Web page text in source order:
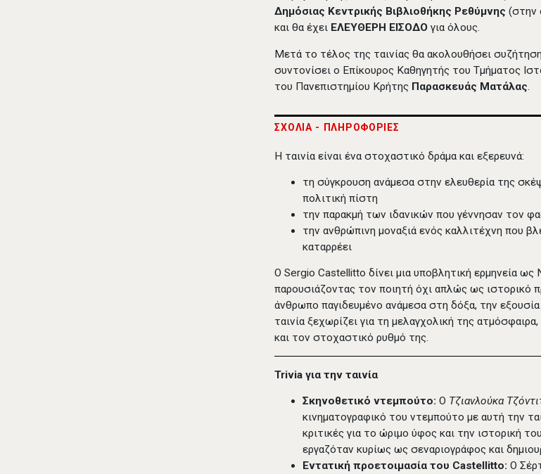
Δημόσιας Κεντρικής Βιβλιοθήκης Ρεθύμνης (στην
και θα έχει ΕΛΕΥΘΕΡΗ ΕΙΣΟΔΟγια όλους.
Μετά το τέλος της ταινίας θα ακολουθήσει
συντονίσει ο Επίκουρος Καθηγητής του Τμήματος
του Πανεπιστημίου Κρήτης Παρασκευάς Ματάλας
ΣΧΟΛΙΑ - ΠΛΗΡΟΦΟΡΙΕΣ
Η ταινία είναι ένα στοχαστικό δράμα και εξερευνά:
τη σύγκρουση ανάμεσα στην ελευθερία της
πολιτική πίστη
την παρακμή των ιδανικών που γέννησαν τον
την ανθρώπινη μοναξιά ενός καλλιτέχνη που
καταρρέει
Ο Sergio Castellitto δίνει μια υποβλητική ερμηνεία ως
παρουσιάζοντας τον ποιητή όχι απλώς ως ιστορικό
άνθρωπο παγιδευμένο ανάμεσα στη δόξα, την
ταινία ξεχωρίζει για τη μελαγχολική της
και τον στοχαστικό ρυθμό της.
Trivia για την ταινία
Σκηνοθετικό ντεμπούτο:Ο Τζιανλούκα
κινηματογραφικό του ντεμπούτο με αυτή την
κριτικές για το ώριμο ύφος και την ιστορική
εργαζόταν κυρίως ως σεναριογράφος και
Εντατική προετοιμασία του Castellitto:Ο